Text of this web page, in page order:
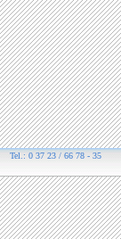
Tel.: 0 37 23 / 66 78 - 35